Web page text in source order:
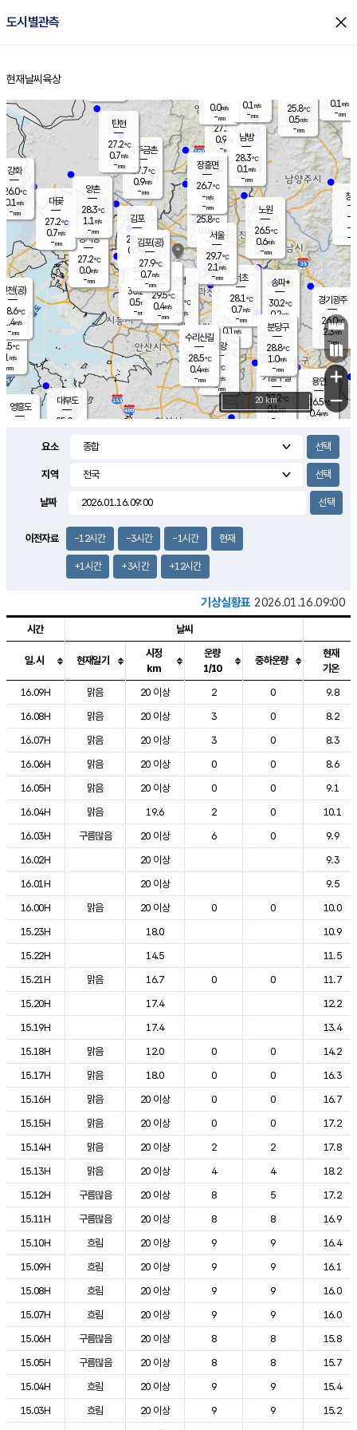
도시별관측 close
홈
현재날씨 육상
의도
℃
m/s
mm
영흥도
양주
27.2℃
0.9
-mm
과천
26.2℃
0.1m/s
- mm
용인
26.5℃
0.4m/s
경기광주
26.0℃
2.3m/s
-mm
0.8m/s
대부도
25.0
경서동
27.2℃
0.0m/s
-mm
파주금촌
27.7℃
0.9m/s
-mm
25.8℃
0.5m/s
-mm
대곶
27.2℃
0.7m/s
-mm
창
-
-m/
-
탄현
27.2℃
0.7m/s
-mm
0.1 m/s
-mm
의왕
- ℃
-m/s
-mm
김포
28.0℃
0.0 m/s
mm
광명
30.5 ℃
0.9 m/s
-mm
부천
30.2℃
0.5m/s
-mm
양촌
28.3℃
1.1 m/s
-mm
구로
29.5℃
0.4m/s
-mm
은평
25.8℃
0.0 m/s
- mm
노원
26.5℃
0.6m/s
-mm
송파*
30.2℃
0.2m/s
-mm
서초
28.1℃
0.7m/s
-mm
남방
28.3℃
0.1 m/s
-mm
기흥구갈
27.2℃
0.1m/s
-
수리산길
28.5℃
0.4m/s
-mm
분당구
28.8℃
1.0m/s
-mm
장흥면
26.7℃
-m/s
-mm
0.0m/s
-mm
강화
26.0℃
0.1 m/s
-mm
인천(공)
28.6℃
1.4m/s
-mm
김포(공)
27.9℃
0.7m/s
-mm
서울
29.7℃
2.1 m/s
-mm
0.1 m/s
-mm
+
−
20 km
요소
지역
날짜
이전자료 -12시간 -3시간 -1시간 현재
+1시간 +3시간 +12시간
기상실황표 2026.01.16.09:00
도시별 기상실황표로 지점, 날씨, 기온, 강수, 바람, 기압등을 안내한 표입
시간 날씨
일.시 현재일기
시정
km
운량
1/10
중하운량
현재
기온
16.09H
맑음 20 이상 2 0
9.8
16.08H
맑음 20 이상 3 0
8.2
16.07H
맑음 20 이상 3 0
8.3
16.06H
맑음 20 이상 0 0
8.6
16.05H
맑음 20 이상 0 0
9.1
16.04H
맑음 19.6 2 0
10.1
16.03H
구름많음 20 이상 6 0
9.9
16.02H
20 이상
9.3
16.01H
20 이상
9.5
16.00H
맑음 20 이상 0 0
10.0
15.23H
18.0
10.9
15.22H
14.5
11.5
15.21H
맑음 16.7 0 0
11.7
15.20H
17.4
12.2
15.19H
17.4
13.4
15.18H
맑음 12.0 0 0
14.2
15.17H
맑음 18.0 0 0
16.3
15.16H
맑음 20 이상 0 0
16.7
15.15H
맑음 20 이상 0 0
17.2
15.14H
맑음 20 이상 2 2
17.8
15.13H
맑음 20 이상 4 4
18.2
15.12H
구름많음 20 이상 8 5
17.2
15.11H
구름많음 20 이상 8 8
16.9
15.10H
흐림 20 이상 9 9
16.4
15.09H
흐림 20 이상 9 9
16.1
15.08H
흐림 20 이상 9 9
16.0
15.07H
흐림 20 이상 9 9
16.0
15.06H
구름많음 20 이상 8 8
15.8
15.05H
구름많음 20 이상 8 8
15.7
15.04H
흐림 20 이상 9 9
15.4
15.03H
흐림 20 이상 9 9
15.2